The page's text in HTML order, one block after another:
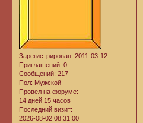
Зарегистрирован: 2011-03-12
Приглашений: 0
Сообщений: 217
Пол: Мужской
Провел на форуме:
14 дней 15 часов
Последний визит:
2026-08-02 08:31:00